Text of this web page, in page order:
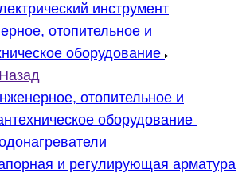
инструмент
отопительное и
оборудование
Назад
отопительное и
оборудование
и регулирующая арматура